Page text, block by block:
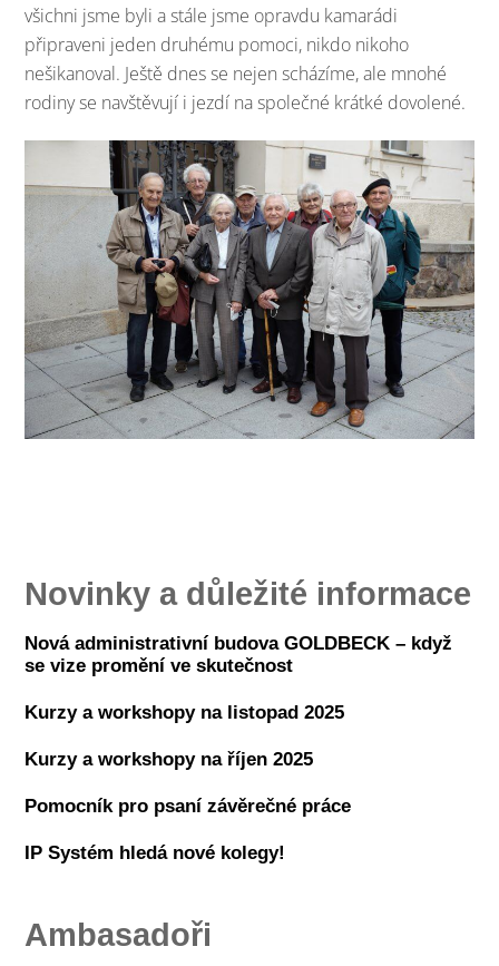
všichni jsme byli a stále jsme opravdu kamarádi
připraveni jeden druhému pomoci, nikdo nikoho
nešikanoval. Ještě dnes se nejen scházíme, ale mnohé
rodiny se navštěvují i jezdí na společné krátké dovolené.
Novinky a důležité informace
Nová administrativní budova GOLDBECK – když
se vize promění ve skutečnost
Kurzy a workshopy na listopad 2025
Kurzy a workshopy na říjen 2025
Pomocník pro psaní závěrečné práce
IP Systém hledá nové kolegy!
Ambasadoři